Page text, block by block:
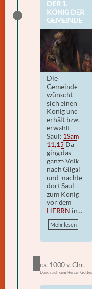
DER 1.
KÖNIG DER
GEMEINDE
Die
Gemeinde
wünscht
sich einen
König und
erhält bzw.
erwählt
Saul: 1Sam
11,15 Da
ging das
ganze Volk
nach Gilgal
und machte
dort Saul
zum König
vor dem
HERRN in…
Mehr lesen
ca. 1000 v. Chr.
David nach dem Herzen Gottes